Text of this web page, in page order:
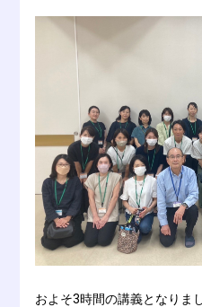
およそ3時間の講義となりま